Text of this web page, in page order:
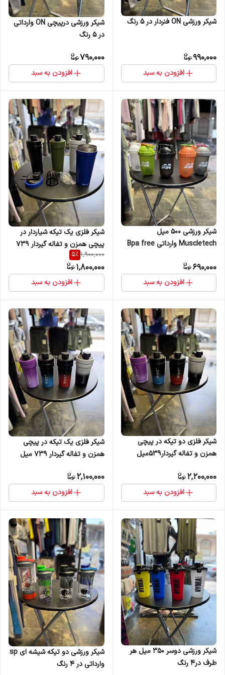
شیکر ورزشی ON فنردار در 5 رنگ
990,000
افزودن به سبد
شیکر ورزشی درپیچی ON وارداتی
در 5 رنگ
790,000
افزودن به سبد
شیکر ورزشی 500 میل
Muscletech وارداتی Bpa free
690,000
افزودن به سبد
شیکر فلزی یک تیکه شیاردار در
پیچی همزن و تفاله گیردار 739
میل در 4 رنگ وارداتی
1,900,000
5%
1,800,000
افزودن به سبد
شیکر فلزی دو تیکه در پیچی
همزن و تفاله گیردار539میل
2,200,000
افزودن به سبد
شیکر فلزی یک تیکه در پیچی
همزن و تفاله گیردار 739 میل
2,100,000
افزودن به سبد
شیکر ورزشی دوسر 350 میل هر
طرف در4 رنگ
شیکر ورزشی دو تیکه شیشه ای sp
وارداتی در 4 رنگ